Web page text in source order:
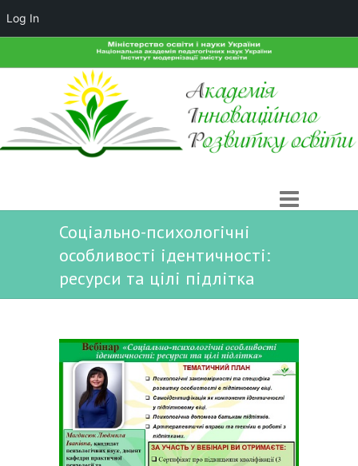
Соціально-психологічні
особливості ідентичності:
ресурси та цілі підлітка
Log In